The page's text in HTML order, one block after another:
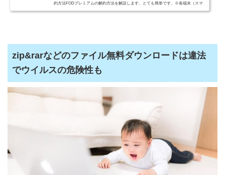
約方法FODプレミアムの解約方法を解説します。とても簡単です。※各端末（スマ
ホ、タブレット、パソコン）と...
zip&rarなどのファイル無料ダウンロードは違法
でウイルスの危険性も